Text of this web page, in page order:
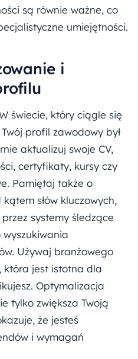
są równie ważne, co
umiejętności.
i
świecie, który ciągle się
profil zawodowy był
aktualizuj swoje CV,
certyfikaty, kursy czy
Pamiętaj także o
słów kluczowych,
systemy śledzące
Używaj branżowego
która jest istotna dla
Optymalizacja
tylko zwiększa Twoją
że jesteś
i wymagań